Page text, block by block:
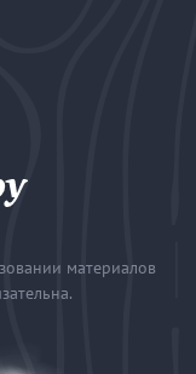
материалов